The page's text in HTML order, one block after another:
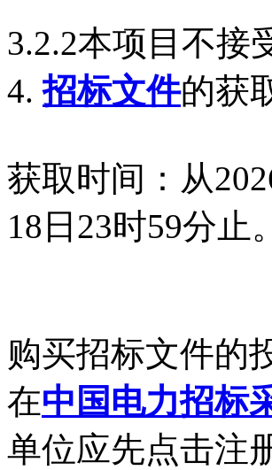
3.2.2本项目不接
4.招标文件的获
获取时间：从
18日23时59分止。
购买招标文件的
在中国电力招标
单位应先点击注